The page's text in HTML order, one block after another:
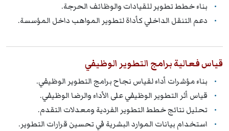
بناء خطط تطوير للقيادات والوظائف الحرجة.
دعم التنقل الداخلي كأداة لتطوير المواهب داخل المؤسسة.
قياس فعالية برامج التطوير الوظيفي
بناء مؤشرات أداء لقياس نجاح برامج التطوير الوظيفي.
قياس أثر التطوير الوظيفي على الأداء والرضا الوظيفي.
تحليل نتائج خطط التطوير الفردية ومعدلات التقدم.
استخدام بيانات الموارد البشرية في تحسين قرارات التطوير.